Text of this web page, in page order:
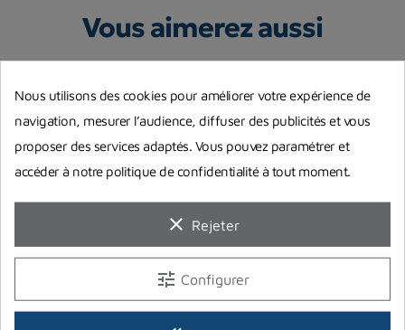
Vous aimerez aussi
Flexible Miflex direct
système 74 cm
Flexible Aqualung Quick
Connect Titan noir
Nous utilisons des cookies pour améliorer votre expérience de
navigation, mesurer l’audience, diffuser des publicités et vous
proposer des services adaptés. Vous pouvez paramétrer et
accéder à notre politique de confidentialité à tout moment.
clear Rejeter
tune Configurer